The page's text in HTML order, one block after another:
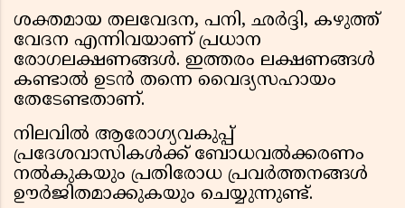
ശക്തമായ തലവേദന, പനി, ഛർദ്ദി, കഴുത്ത്
വേദന എന്നിവയാണ് പ്രധാന
രോഗലക്ഷണങ്ങൾ. ഇത്തരം ലക്ഷണങ്ങൾ
കണ്ടാൽ ഉടൻ തന്നെ വൈദ്യസഹായം
തേടേണ്ടതാണ്.
നിലവിൽ ആരോഗ്യവകുപ്പ്
പ്രദേശവാസികൾക്ക് ബോധവൽക്കരണം
നൽകുകയും പ്രതിരോധ പ്രവർത്തനങ്ങൾ
ഊർജിതമാക്കുകയും ചെയ്യുന്നുണ്ട്.